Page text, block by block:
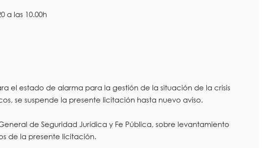
a las 10.00h
el estado de alarma para la gestión de la situación de la crisis
se suspende la presente licitación hasta nuevo aviso.
de Seguridad Jurídica y Fe Pública, sobre levantamiento
de la presente licitación.